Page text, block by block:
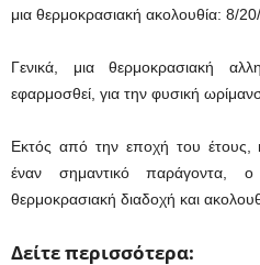
μια θερμοκρασιακή ακολουθία: 8/
Γενικά, μια θερμοκρασιακή
εφαρμοσθεί, για την φυσική
Εκτός από την εποχή του έτους,
έναν σημαντικό παράγοντα,
θερμοκρασιακή διαδοχή και
Δείτεπερισσότερα: